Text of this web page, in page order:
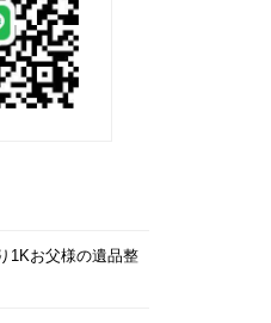
1Kお父様の遺品整